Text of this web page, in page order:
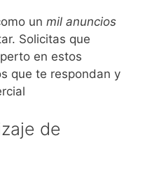
un mil anuncios
Solicitas que
en estos
que te respondan y
de